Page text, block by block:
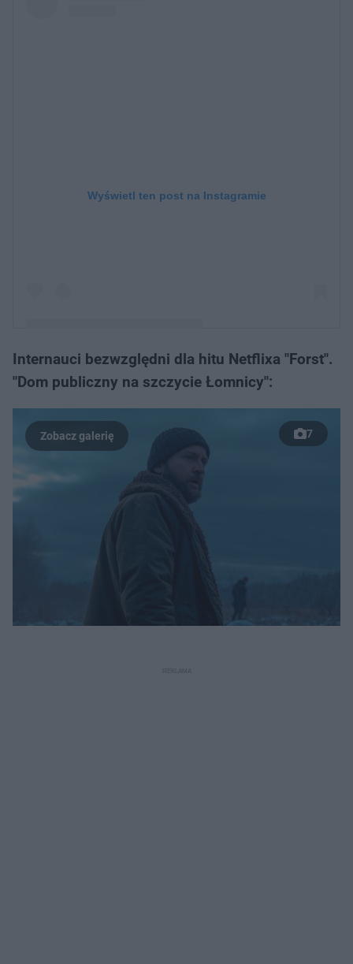
Wyświetl ten post na Instagramie
Post udostępniony przez Tatrzański Park Narodowy
Internauci bezwzględni dla hitu Netflixa "Forst".
"Dom publiczny na szczycie Łomnicy":
7